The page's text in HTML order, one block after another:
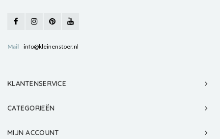
Mail info@kleinenstoer.nl
KLANTENSERVICE
CATEGORIEËN
MIJN ACCOUNT